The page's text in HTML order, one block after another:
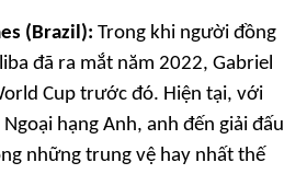
(Brazil): Trong khi người đồng
đã ra mắt năm 2022, Gabriel
Cup trước đó. Hiện tại, với
hạng Anh, anh đến giải đấu
những trung vệ hay nhất thế